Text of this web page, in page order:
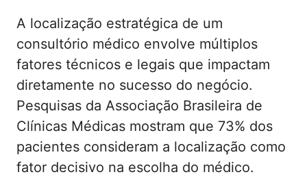
A localização estratégica de um
consultório médico envolve múltiplos
fatores técnicos e legais que impactam
diretamente no sucesso do negócio.
Pesquisas da Associação Brasileira de
Clínicas Médicas mostram que 73% dos
pacientes consideram a localização como
fator decisivo na escolha do médico.